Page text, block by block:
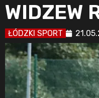
WIDZEW
ŁÓDZKI SPORT